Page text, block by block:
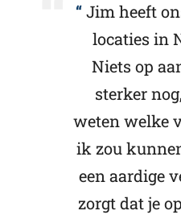
Jim heeft
locaties in
Niets op
sterker
weten welke
ik zou
een aardige
zorgt dat je